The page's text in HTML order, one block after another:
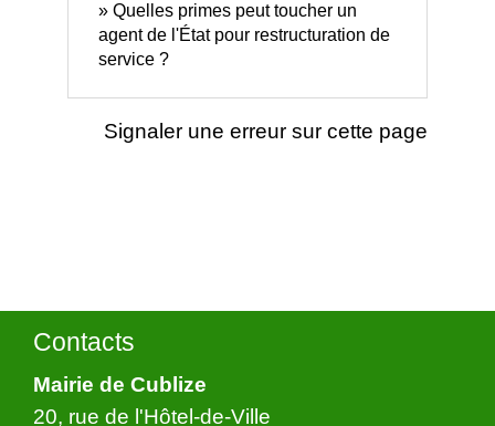
Quelles primes peut toucher un
agent de l'État pour restructuration de
service ?
Signaler une erreur sur cette page
Contacts
Mairie de Cublize
20, rue de l'Hôtel-de-Ville